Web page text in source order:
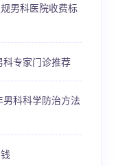
男科医院收费标
专家门诊推荐
科科学防治方法